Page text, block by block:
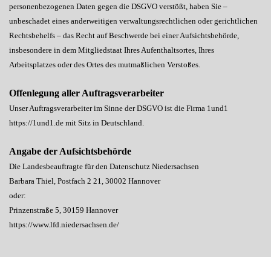
personenbezogenen Daten gegen die DSGVO verstößt, haben Sie –
unbeschadet eines anderweitigen verwaltungsrechtlichen oder gerichtlichen
Rechtsbehelfs – das Recht auf Beschwerde bei einer Aufsichtsbehörde,
insbesondere in dem Mitgliedstaat Ihres Aufenthaltsortes, Ihres
Arbeitsplatzes oder des Ortes des mutmaßlichen Verstoßes.
Offenlegung aller Auftragsverarbeiter
Unser Auftragsverarbeiter im Sinne der DSGVO ist die Firma 1und1
https://1und1.de mit Sitz in Deutschland.
Angabe der Aufsichtsbehörde
Die Landesbeauftragte für den Datenschutz Niedersachsen
Barbara Thiel, Postfach 2 21, 30002 Hannover
oder:
Prinzenstraße 5, 30159 Hannover
https://www.lfd.niedersachsen.de/